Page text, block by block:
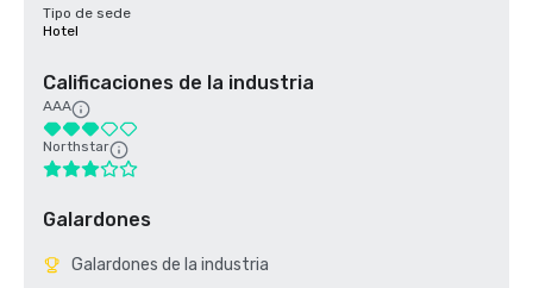
Tipo de sede
Hotel
Calificaciones de la industria
AAA
Northstar
Galardones
Galardones de la industria